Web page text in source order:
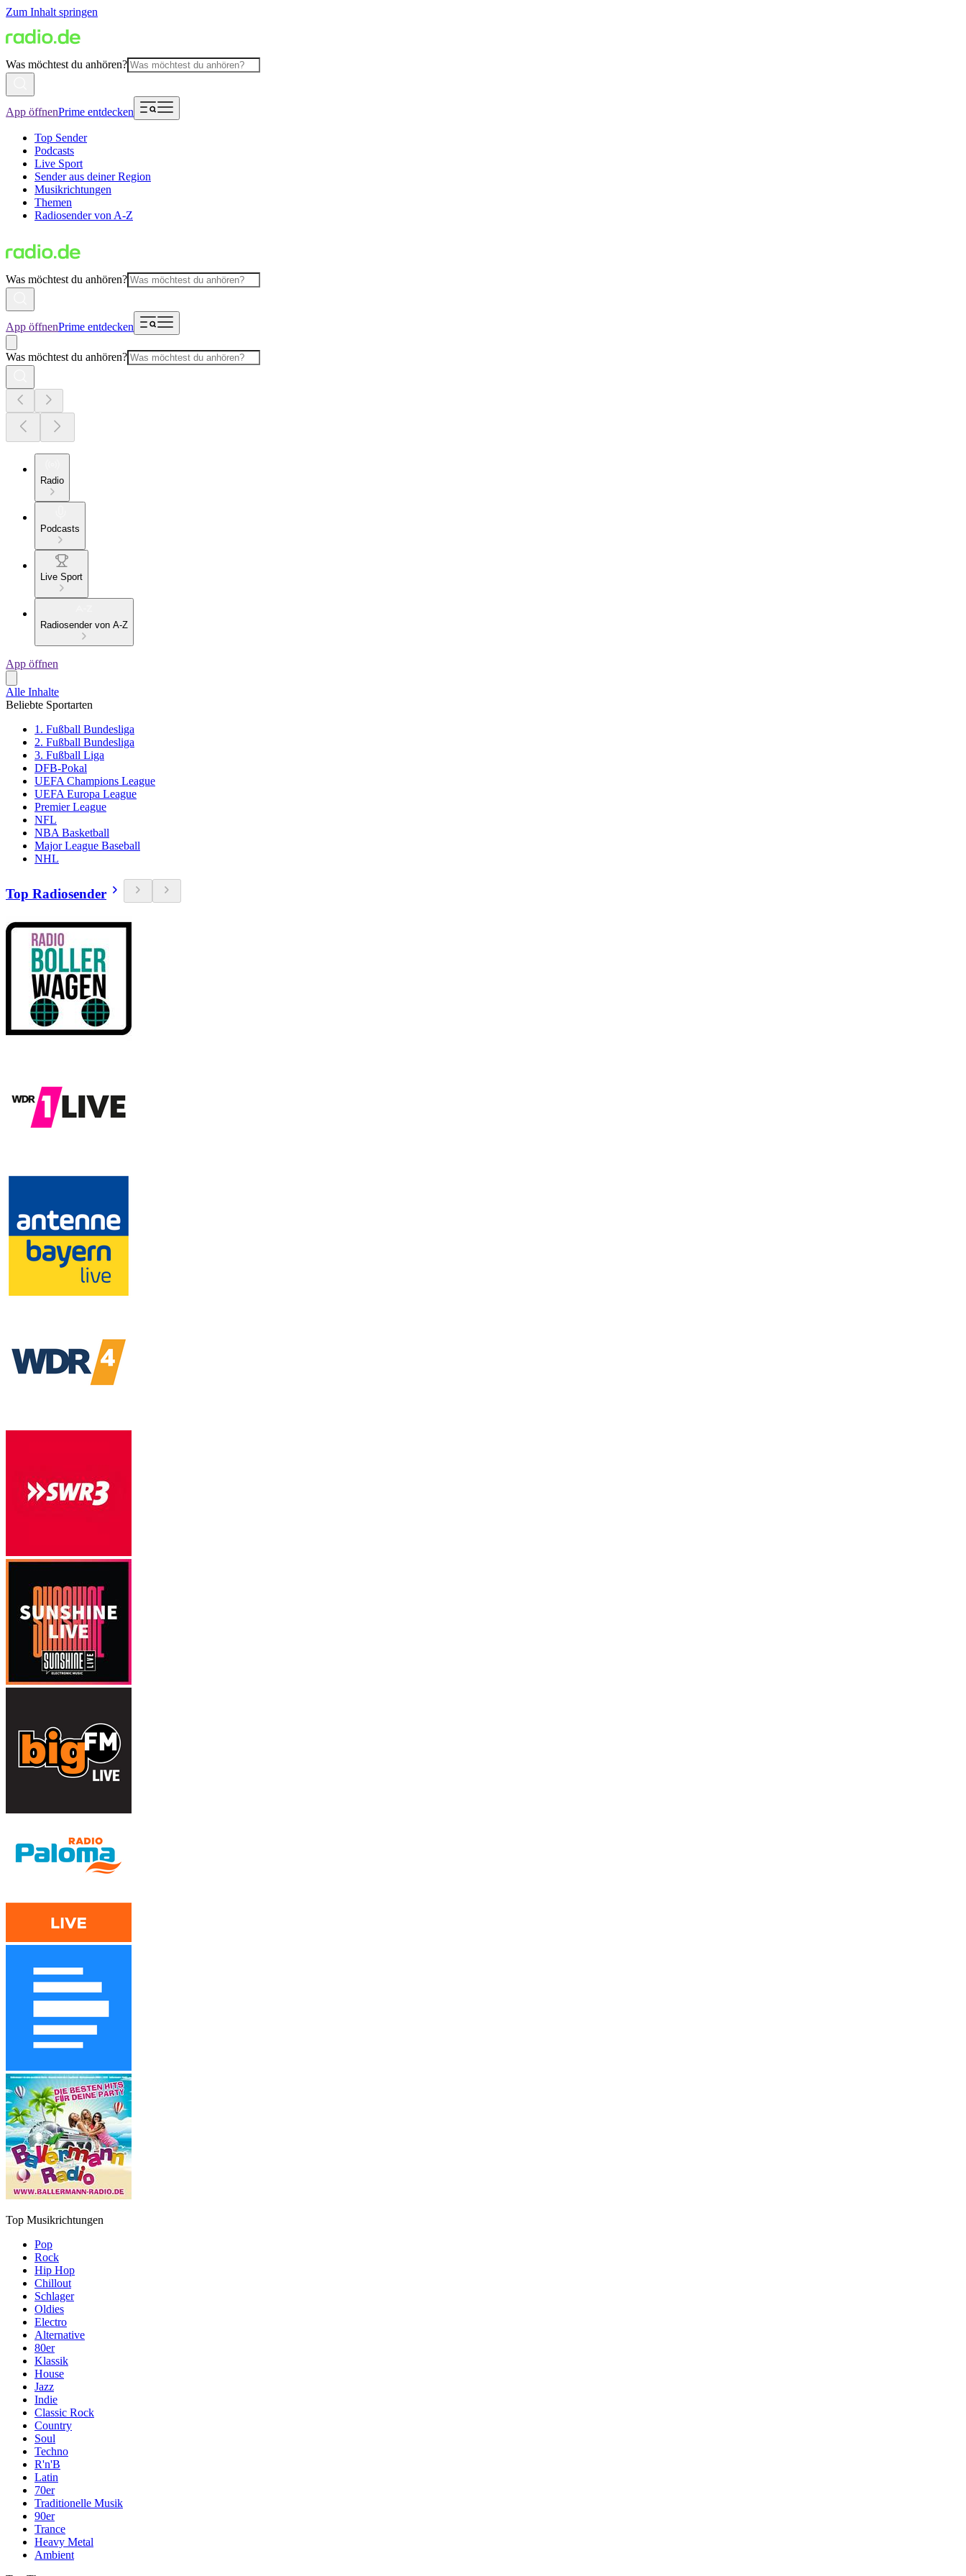
Zum Inhalt springen
Was möchtest du anhören?
App öffnenPrime entdecken
Top Sender
Podcasts
Live Sport
Sender aus deiner Region
Musikrichtungen
Themen
Radiosender von A-Z
Was möchtest du anhören?
App öffnenPrime entdecken
Was möchtest du anhören?
Radio
Podcasts
Live Sport
Radiosender von A-Z
App öffnen
Alle Inhalte
Beliebte Sportarten
1. Fußball Bundesliga
2. Fußball Bundesliga
3. Fußball Liga
DFB-Pokal
UEFA Champions League
UEFA Europa League
Premier League
NFL
NBA Basketball
Major League Baseball
NHL
Top Radiosender
Top Musikrichtungen
Pop
Rock
Hip Hop
Chillout
Schlager
Oldies
Electro
Alternative
80er
Klassik
House
Jazz
Indie
Classic Rock
Country
Soul
Techno
R'n'B
Latin
70er
Traditionelle Musik
90er
Trance
Heavy Metal
Ambient